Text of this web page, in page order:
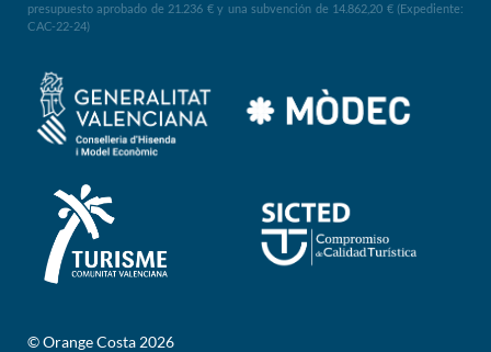
presupuesto aprobado de 21.236 € y una subvención de 14.862,20 € (Expediente:
CAC-22-24)
© Orange Costa 2026